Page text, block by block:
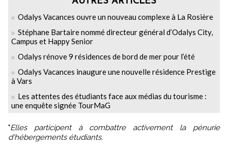
Odalys Vacances ouvre un nouveau complexe à La Rosière
Stéphane Bartaire nommé directeur général d’Odalys City,
Campus et Happy Senior
Odalys rénove 9 résidences de bord de mer pour l’été
Odalys Vacances inaugure une nouvelle résidence Prestige
à Vars
Les attentes des étudiants face aux médias du tourisme :
une enquête signée TourMaG
"Elles participent à combattre activement la pénurie
d'hébergements étudiants.